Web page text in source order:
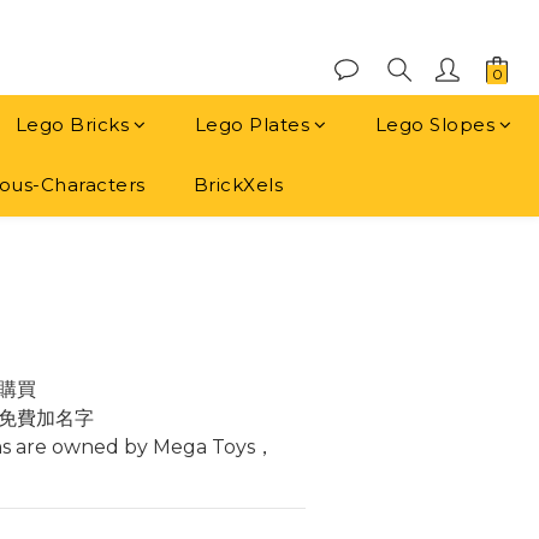
Lego Bricks Lego Plates Lego Slopes
Characters BrickXels
買
費加名字
are owned by Mega Toys，